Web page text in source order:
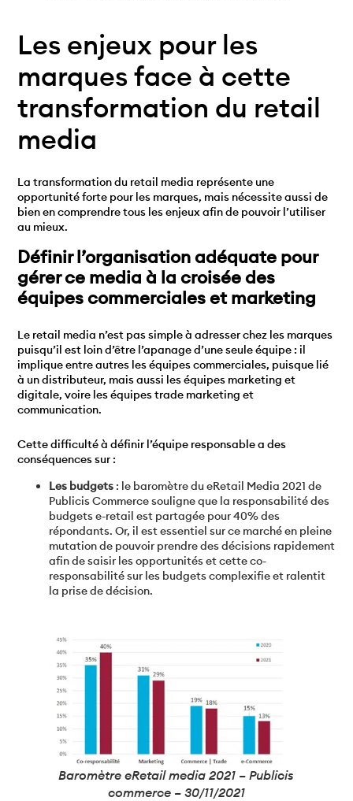
Les enjeux pour les
marques face à cette
transformation du retail
media
La transformation du retail media représente une
opportunité forte pour les marques, mais nécessite aussi de
bien en comprendre tous les enjeux afin de pouvoir l’utiliser
au mieux.
Définir l’organisation adéquate pour
gérer ce media à la croisée des
équipes commerciales et marketing
Le retail media n’est pas simple à adresser chez les marques
puisqu’il est loin d’être l’apanage d’une seule équipe : il
implique entre autres les équipes commerciales, puisque lié
à un distributeur, mais aussi les équipes marketing et
digitale, voire les équipes trade marketing et
communication.
Cette difficulté à définir l’équipe responsable a des
conséquences sur :
Les budgets : le baromètre du eRetail Media 2021 de
Publicis Commerce souligne que la responsabilité des
budgets e-retail est partagée pour 40% des
répondants. Or, il est essentiel sur ce marché en pleine
mutation de pouvoir prendre des décisions rapidement
afin de saisir les opportunités et cette co-
responsabilité sur les budgets complexifie et ralentit
la prise de décision.
Baromètre eRetail media 2021 – Publicis
commerce – 30/11/2021